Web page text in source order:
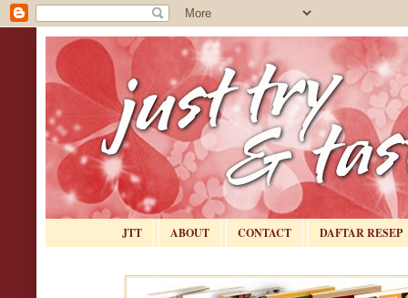
JTT ABOUT CONTACT DAFTAR RESEP